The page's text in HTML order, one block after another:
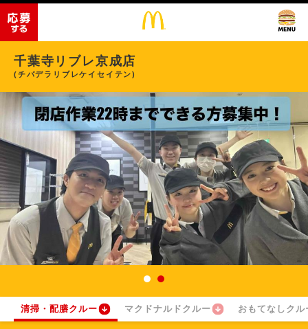
千葉寺リブレ京成店
(チバデラリブレケイセイテン)
清掃・配膳クルー マクドナルドクルー おもてなしクル